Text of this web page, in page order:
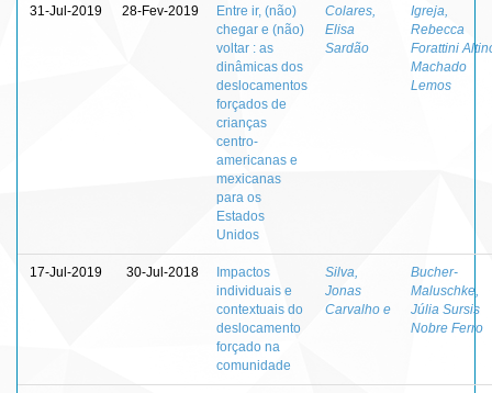
31-Jul-2019 28-Fev-2019
Entre ir, (não)
chegar e (não)
voltar : as
dinâmicas dos
deslocamentos
forçados de
crianças
centro-
americanas e
mexicanas
para os
Estados
Unidos
Colares,
Elisa
Sardão
Igreja,
Rebecca
Forattini
Machado
Lemos
17-Jul-2019 30-Jul-2018
Impactos
individuais e
contextuais do
deslocamento
forçado na
comunidade
Silva,
Jonas
Carvalho e
Bucher-
Maluschke,
Júlia Sursis
Nobre Ferro